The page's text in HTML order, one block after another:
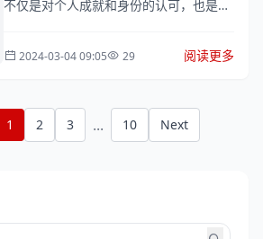
不仅是对个人成就和身份的认可，也是个
条呢？下...
2024-03-04 09:05 29 阅读更多
1 2 3 ... 10 Next